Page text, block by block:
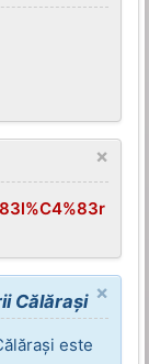
×
×
Călărași
este